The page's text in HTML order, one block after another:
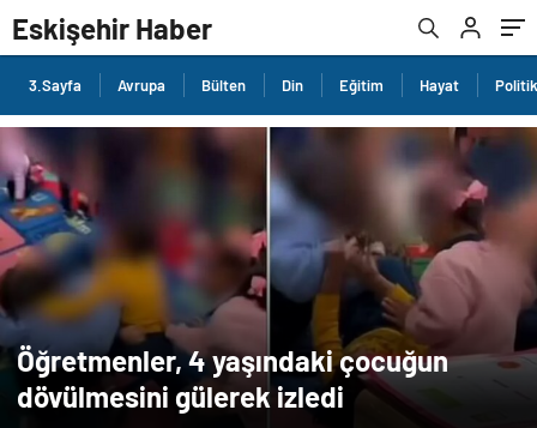
Eskişehir Haber
3.Sayfa Avrupa Bülten Din Eğitim Hayat
Öğretmenler, 4 yaşındaki çocuğun
dövülmesini gülerek izledi